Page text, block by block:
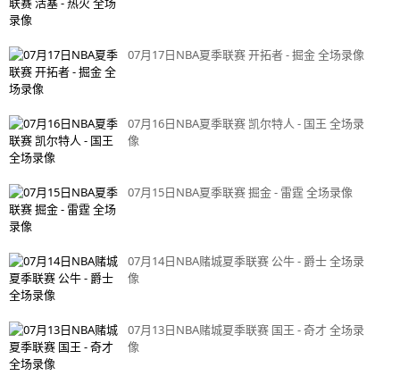
07月17日NBA夏季联赛 开拓者 - 掘金 全场录像
07月16日NBA夏季联赛 凯尔特人 - 国王 全场录
像
07月15日NBA夏季联赛 掘金 - 雷霆 全场录像
07月14日NBA赌城夏季联赛 公牛 - 爵士 全场录
像
07月13日NBA赌城夏季联赛 国王 - 奇才 全场录
像